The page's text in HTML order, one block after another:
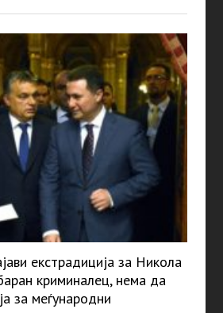
екстрадиција за Никола
криминалец, нема да
за меѓународни